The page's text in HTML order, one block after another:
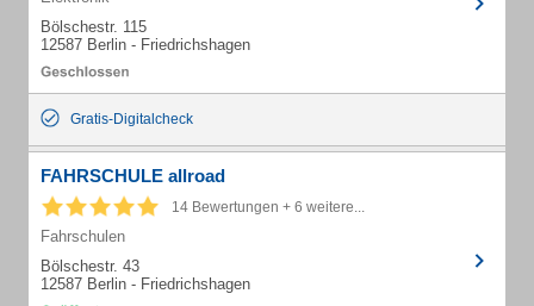
Bölschestr. 115
12587 Berlin - Friedrichshagen
Gratis-Digitalcheck
FAHRSCHULE allroad
14 Bewertungen + 6 weitere...
Fahrschulen
Bölschestr. 43
12587 Berlin - Friedrichshagen